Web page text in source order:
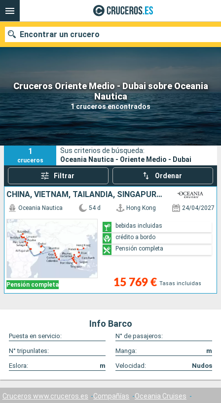
Cruceros Oriente Medio - Dubai sobre Oceania
Nautica
1 cruceros encontrados
Encontrar un crucero
Nuestros destinos
Fecha de salida
Puertos Compañías
Buscar
1
cruceros
Sus criterios de búsqueda:
Oceania Nautica - Oriente Medio - Dubai
Filtrar Ordenar
CHINA, VIETNAM, TAILANDIA, SINGAPUR, MALASIA, SRI LANKA, INDIA, EMIRATOS ÁRABES UNIDOS, OMAN, ARABIA SAUDÍ, JORDANIE, EGIPTO, CHIPRE, TURQUÍA, GRECIA
Pensión completa
Oceania Nautica 54 d Hong Kong 24/04/2027
15 769 € Tasas incluidas
bebidas incluidas
crédito a bordo
Pensión completa
Info Barco
Puesta en servicio:
N° de pasajeros:
N° tripunlates:
Manga:
m
Eslora:
m Velocidad: Nudos
Cruceros www.cruceros.es Compañías
Oceania Cruises